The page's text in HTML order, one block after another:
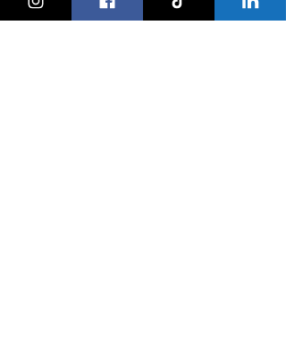
KeskonfaitGVA